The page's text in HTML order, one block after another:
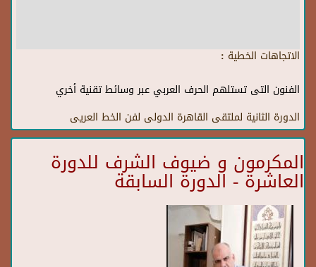
الاتجاهات الخطية :
الفنون التى تستلهم الحرف العربي عبر وسائط تقنية أخري
الدورة الثانية لملتقى القاهرة الدولى لفن الخط العريى
المكرمون و ضيوف الشرف للدورة
العاشرة - الدورة السابقة